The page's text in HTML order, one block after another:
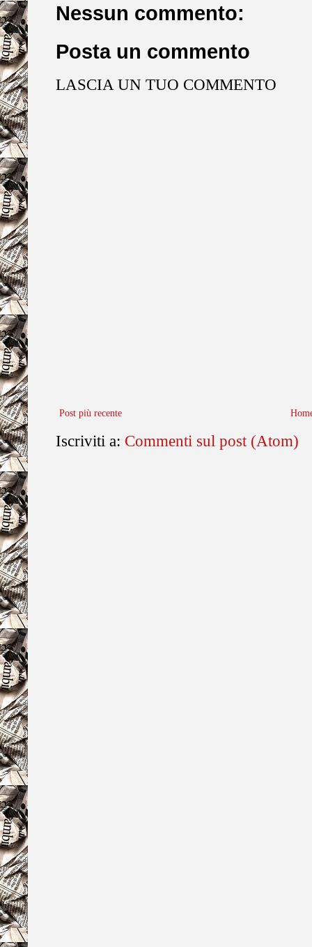
Nessun commento:
Posta un commento
LASCIA UN TUO COMMENTO
Post più recente
Iscriviti a: Commenti sul post (Atom)